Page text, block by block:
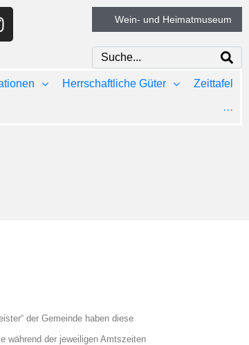
Wein- und Heimatmuseum
Herrschaftliche Güter Zeittafel
···
der Gemeinde haben diese
während der jeweiligen Amtszeiten